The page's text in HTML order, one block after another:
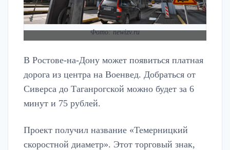
Фото: newizv.ru
В Ростове-на-Дону может появиться платная
дорога из центра на Военвед. Добраться от
Сиверса до Таганрогской можно будет за 6
минут и 75 рублей.
Проект получил название «Темерницкий
скоростной диаметр». Этот торговый знак,